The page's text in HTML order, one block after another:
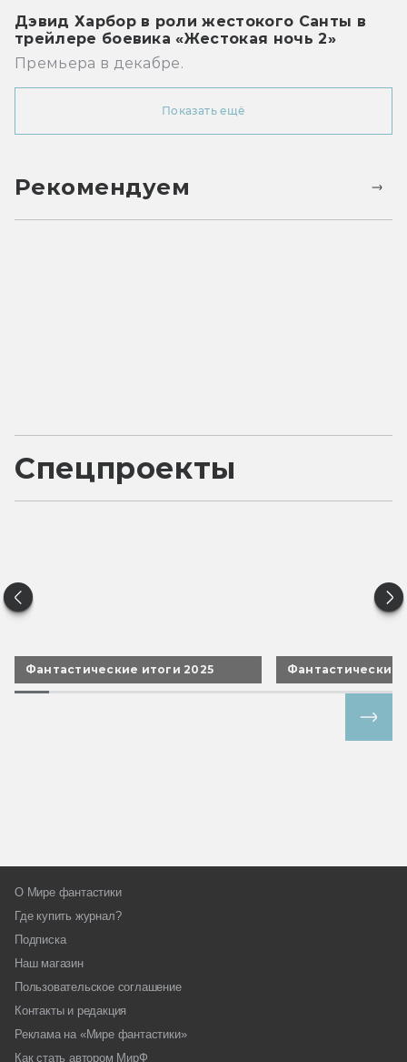
Дэвид Харбор в роли жестокого Санты в
трейлере боевика «Жестокая ночь 2»
Премьера в декабре.
Показать ещё
Рекомендуем
Спецпроекты
Фантастические итоги 2025 Фантастические
О Мире фантастики
Где купить журнал?
Подписка
Наш магазин
Пользовательское соглашение
Контакты и редакция
Реклама на «Мире фантастики»
Как стать автором МирФ